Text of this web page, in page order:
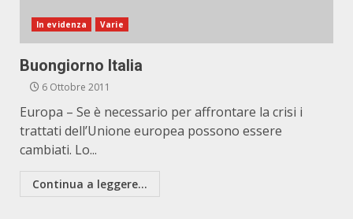
In evidenza Varie
Buongiorno Italia
6 Ottobre 2011
Europa – Se è necessario per affrontare la crisi i
trattati dell’Unione europea possono essere
cambiati. Lo...
Continua a leggere...